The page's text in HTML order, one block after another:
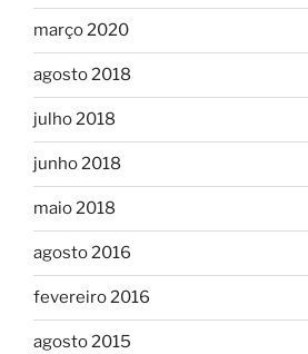
março 2020
agosto 2018
julho 2018
junho 2018
maio 2018
agosto 2016
fevereiro 2016
agosto 2015